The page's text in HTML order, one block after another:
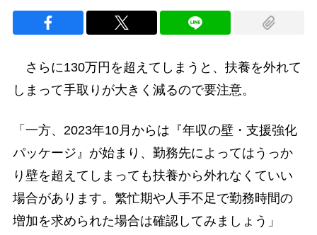
さらに130万円を超えてしまうと、扶養を外れて
しまって手取りが大きく減るので要注意。
「一方、2023年10月からは『年収の壁・支援強化
パッケージ』が始まり、勤務先によってはうっか
り壁を超えてしまっても扶養から外れなくていい
場合があります。繁忙期や人手不足で勤務時間の
増加を求められた場合は確認してみましょう」